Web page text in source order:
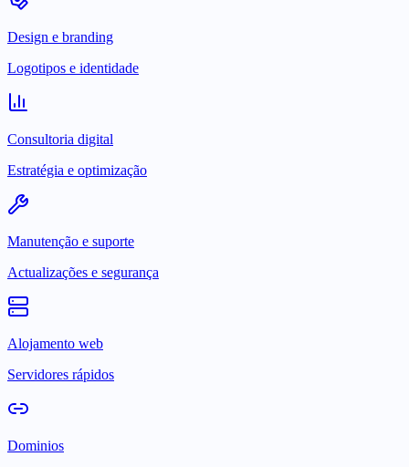
Design e branding
Logotipos e identidade
Consultoria digital
Estratégia e optimização
Manutenção e suporte
Actualizações e segurança
Alojamento web
Servidores rápidos
Dominios